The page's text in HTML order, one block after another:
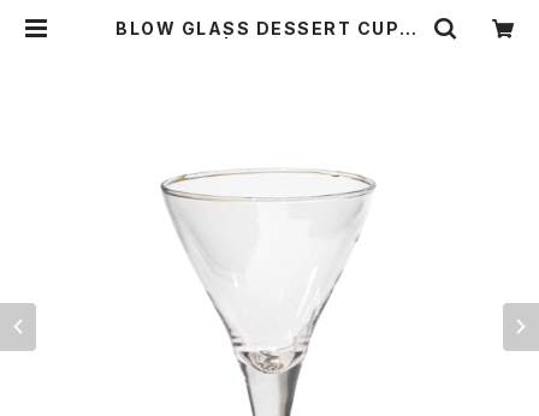
BLOW GLASS DESSERT CUP〈T